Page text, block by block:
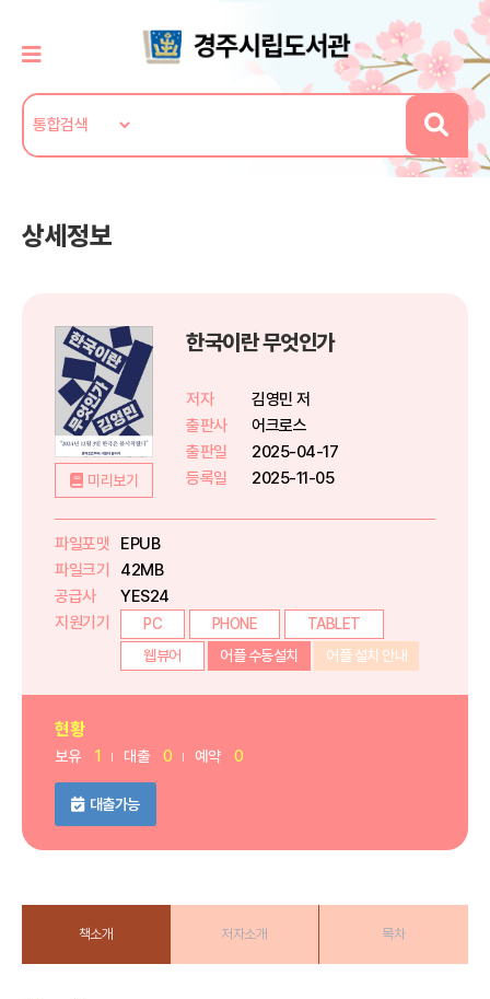
상세정보
미리보기
한국이란 무엇인가
저자
김영민 저
출판사
어크로스
출판일
2025-04-17
등록일
2025-11-05
파일포맷
EPUB
파일크기
42MB
공급사
YES24
지원기기
PC PHONE
TABLET
웹뷰어
어플 수동설치 어플 설치 안내
현황
보유 1 대출 0 예약 0
대출가능
책소개 저자소개 목차